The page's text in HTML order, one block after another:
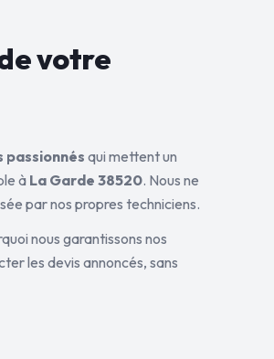
votre
passionnésqui mettent un
à La Garde 38520. Nous ne
par nos propres techniciens.
nous garantissons nos
les devis annoncés, sans